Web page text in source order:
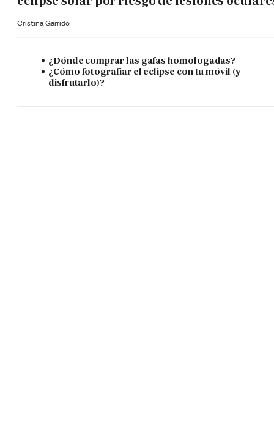
Cristina Garrido
¿Dónde comprar las gafas homologadas?
¿Cómo fotografiar el eclipse con tu móvil (y
disfrutarlo)?